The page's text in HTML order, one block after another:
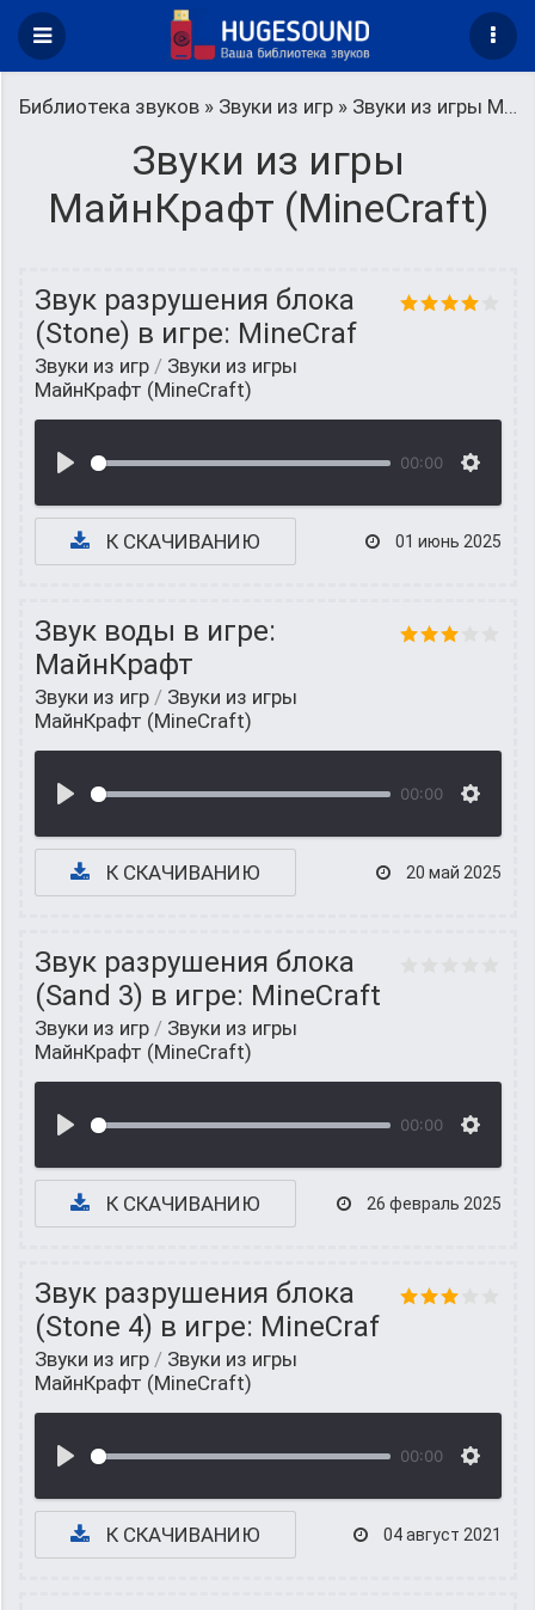
Библиотека звуков » Звуки из игр » Звуки из игры МайнКрафт (MineCraft)
Звуки из игры
МайнКрафт (MineCraft)
Звук разрушения блока
(Stone) в игре: MineCraf
Звуки из игр / Звуки из игры
МайнКрафт (MineCraft)
00:00
К СКАЧИВАНИЮ 01 июнь 2025
Звук воды в игре:
МайнКрафт
Звуки из игр / Звуки из игры
МайнКрафт (MineCraft)
00:00
К СКАЧИВАНИЮ 20 май 2025
Звук разрушения блока
(Sand 3) в игре: MineCraft
Звуки из игр / Звуки из игры
МайнКрафт (MineCraft)
00:00
К СКАЧИВАНИЮ 26 февраль 2025
Звук разрушения блока
(Stone 4) в игре: MineCraf
Звуки из игр / Звуки из игры
МайнКрафт (MineCraft)
00:00
К СКАЧИВАНИЮ 04 август 2021